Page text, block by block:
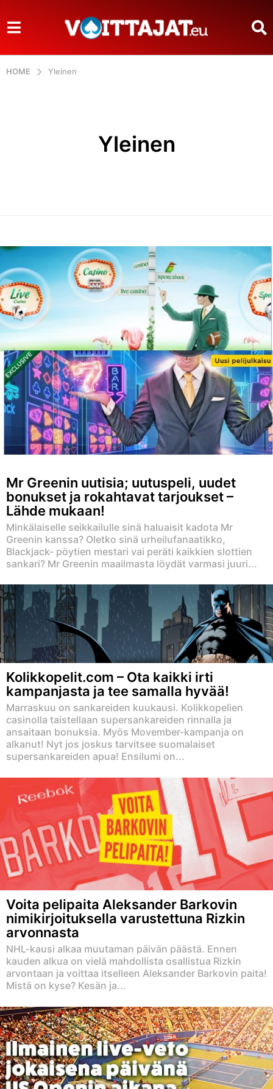
HOME Yleinen
Yleinen
Mr Greenin uutisia; uutuspeli, uudet
bonukset ja rokahtavat tarjoukset –
Lähde mukaan!
Minkälaiselle seikkailulle sinä haluaisit kadota Mr
Greenin kanssa? Oletko sinä urheilufanaatikko,
Blackjack- pöytien mestari vai peräti kaikkien slottien
sankari? Mr Greenin maailmasta löydät varmasi juuri...
Kolikkopelit.com – Ota kaikki irti
kampanjasta ja tee samalla hyvää!
Marraskuu on sankareiden kuukausi. Kolikkopelien
casinolla taistellaan supersankareiden rinnalla ja
ansaitaan bonuksia. Myös Movember-kampanja on
alkanut! Nyt jos joskus tarvitsee suomalaiset
supersankareiden apua! Ensilumi on...
Voita pelipaita Aleksander Barkovin
nimikirjoituksella varustettuna Rizkin
arvonnasta
NHL-kausi alkaa muutaman päivän päästä. Ennen
kauden alkua on vielä mahdollista osallistua Rizkin
arvontaan ja voittaa itselleen Aleksander Barkovin paita!
Mistä on kyse? Kesän ja...